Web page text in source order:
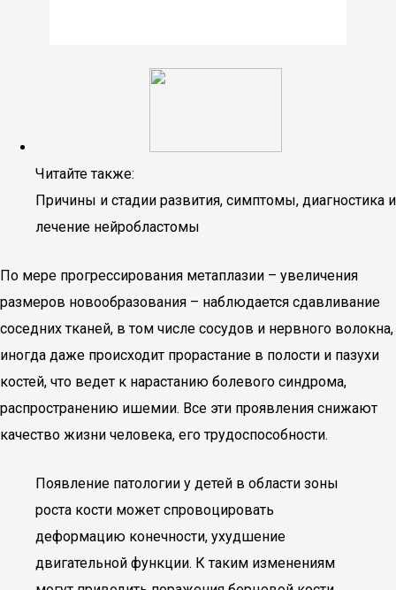
Читайте также:
Причины и стадии развития, симптомы, диагностика и
лечение нейробластомы
По мере прогрессирования метаплазии – увеличения
размеров новообразования – наблюдается сдавливание
соседних тканей, в том числе сосудов и нервного волокна,
иногда даже происходит прорастание в полости и пазухи
костей, что ведет к нарастанию болевого синдрома,
распространению ишемии. Все эти проявления снижают
качество жизни человека, его трудоспособности.
Появление патологии у детей в области зоны
роста кости может спровоцировать
деформацию конечности, ухудшение
двигательной функции. К таким изменениям